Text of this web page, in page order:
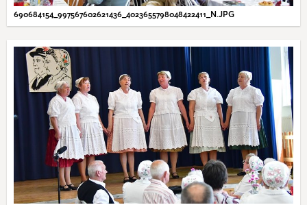
690684154_997567602621436_4023655798048422411_N.JPG